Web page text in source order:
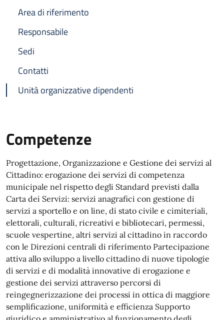
Area di riferimento
Responsabile
Sedi
Contatti
Unità organizzative dipendenti
Competenze
Progettazione, Organizzazione e Gestione dei servizi al
Cittadino: erogazione dei servizi di competenza
municipale nel rispetto degli Standard previsti dalla
Carta dei Servizi: servizi anagrafici con gestione di
servizi a sportello e on line, di stato civile e cimiteriali,
elettorali, culturali, ricreativi e bibliotecari, permessi,
scuole vespertine, altri servizi al cittadino in raccordo
con le Direzioni centrali di riferimento Partecipazione
attiva allo sviluppo a livello cittadino di nuove tipologie
di servizi e di modalità innovative di erogazione e
gestione dei servizi attraverso percorsi di
reingegnerizzazione dei processi in ottica di maggiore
semplificazione, uniformità e efficienza Supporto